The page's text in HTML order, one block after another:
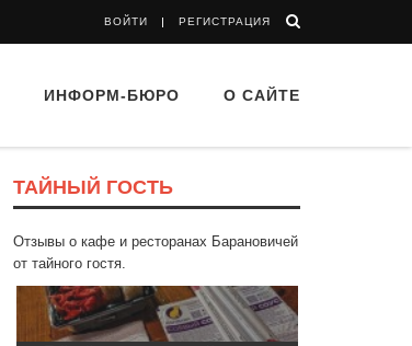
ВОЙТИ РЕГИСТРАЦИЯ
ИНФОРМ-БЮРО О САЙТЕ
ТАЙНЫЙ ГОСТЬ
Отзывы о кафе и ресторанах Барановичей
от тайного гостя.